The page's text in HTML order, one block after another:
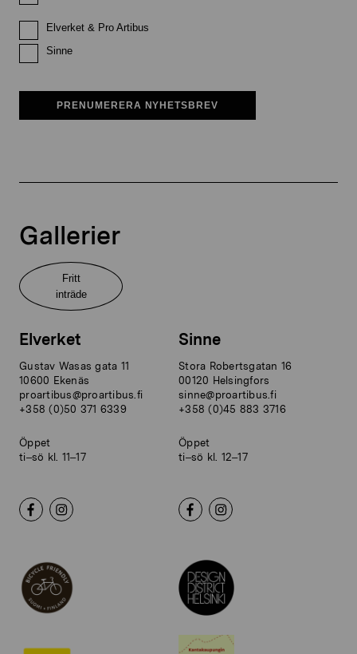
Elverket & Pro Artibus
Sinne
PRENUMERERA NYHETSBREV
Gallerier
Fritt
inträde
Elverket
Gustav Wasas gata 11
10600 Ekenäs
proartibus@proartibus.fi
+358 (0)50 371 6339
Öppet
ti–sö kl. 11–17
Sinne
Stora Robertsgatan 16
00120 Helsingfors
sinne@proartibus.fi
+358 (0)45 883 3716
Öppet
ti–sö kl. 12–17